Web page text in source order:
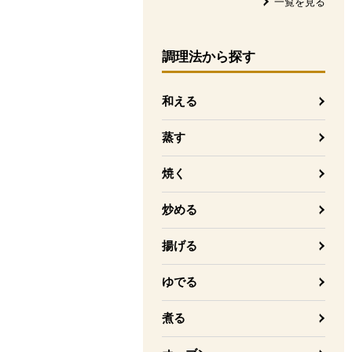
調理法から探す
和える
蒸す
焼く
炒める
揚げる
ゆでる
煮る